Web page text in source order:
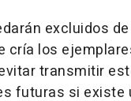
excluidos
cría los
transmitir
futuras si existe